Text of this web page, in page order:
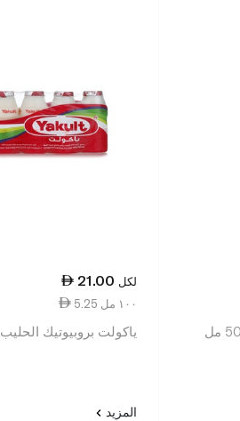
21.00 لكل
5.25 ١٠٠ مل
ياكولت بروبيوتيك الحليب
المزيد